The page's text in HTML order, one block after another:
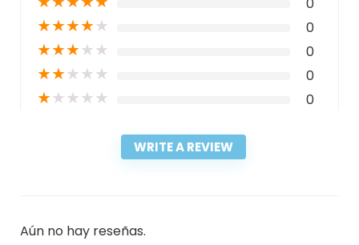
★★★★★ 0
★★★★★ 0
★★★★★ 0
★★★★★ 0
WRITE A REVIEW
Aún no hay reseñas.